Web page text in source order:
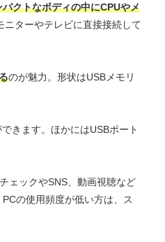
パクトなボディの中にCPUやメ
ターやテレビに直接接続して
のが魅力。形状はUSBメモリ
きます。ほかにはUSBポート
ェックやSNS、動画視聴など
の使用頻度が低い方は、ス